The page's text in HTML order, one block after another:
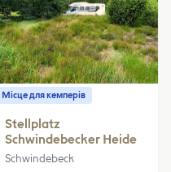
Місце для кемперів
Stellplatz
Schwindebecker Heide
Schwindebeck